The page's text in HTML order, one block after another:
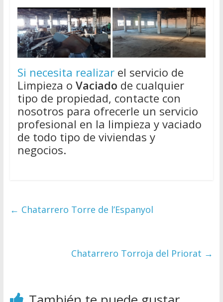
Si necesita realizarel servicio de
Limpieza o Vaciado de cualquier
tipo de propiedad, contacte con
nosotros para ofrecerle un servicio
profesional en la limpieza y vaciado
de todo tipo de viviendas y
negocios.
← Chatarrero Torre de l’Espanyol
Chatarrero Torroja del Priorat →